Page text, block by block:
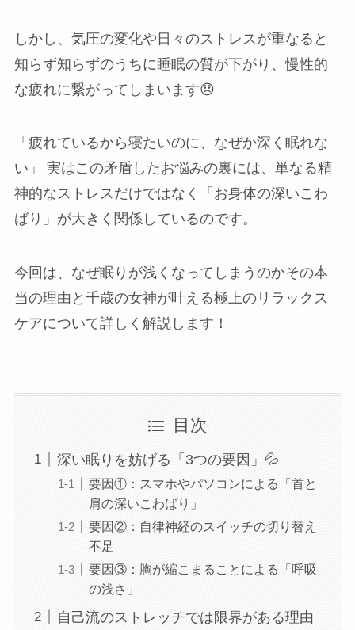
しかし、気圧の変化や日々のストレスが重なると
知らず知らずのうちに睡眠の質が下がり、慢性的
な疲れに繋がってしまいます😞
「疲れているから寝たいのに、なぜか深く眠れな
い」 実はこの矛盾したお悩みの裏には、単なる精
神的なストレスだけではなく「お身体の深いこわ
ばり」が大きく関係しているのです。
今回は、なぜ眠りが浅くなってしまうのかその本
当の理由と千歳の女神が叶える極上のリラックス
ケアについて詳しく解説します！
目次
深い眠りを妨げる「3つの要因」💦
要因①：スマホやパソコンによる「首と
肩の深いこわばり」
要因②：自律神経のスイッチの切り替え
不足
要因③：胸が縮こまることによる「呼吸
の浅さ」
自己流のストレッチでは限界がある理由